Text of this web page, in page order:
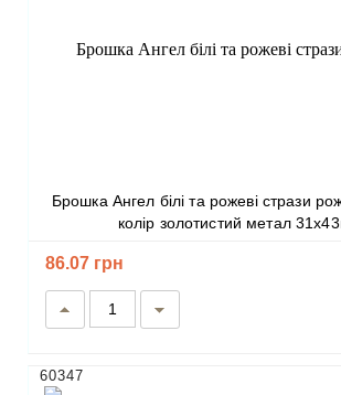
Брошка Ангел білі та рожеві стрази рожевий та білий
колір золотистий метал
86.07 грн
60347